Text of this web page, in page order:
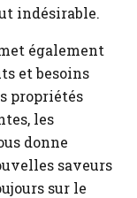
indésirable.
également
et besoins
propriétés
les
donne
saveurs
sur le